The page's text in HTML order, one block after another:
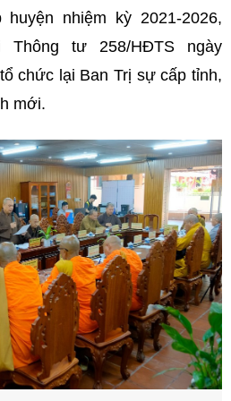
nhiệm kỳ 2021-2026,
Thông tư 258/HĐTS ngày
chức lại Ban Trị sự cấp tỉnh,
mới.